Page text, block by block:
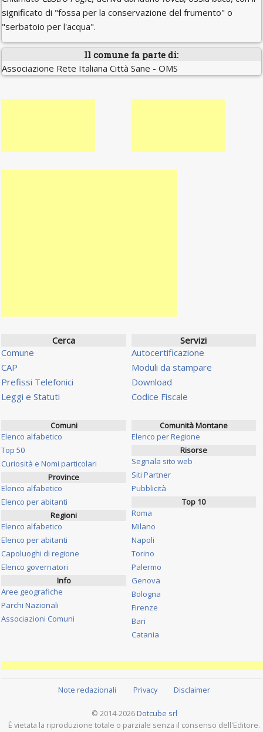
significato di "fossa per la conservazione del frumento" o
"serbatoio per l'acqua".
Il comune fa parte di:
Associazione Rete Italiana Città Sane - OMS
Cerca
Comune
CAP
Prefissi Telefonici
Leggi e Statuti
Servizi
Autocertificazione
Moduli da stampare
Download
Codice Fiscale
Comuni
Elenco alfabetico
Top 50
Curiosità e Nomi particolari
Province
Elenco alfabetico
Elenco per abitanti
Regioni
Elenco alfabetico
Elenco per abitanti
Capoluoghi di regione
Elenco governatori
Info
Aree geografiche
Parchi Nazionali
Associazioni Comuni
Comunità Montane
Elenco per Regione
Risorse
Segnala sito web
Siti Partner
Pubblicità
Top 10
Roma
Milano
Napoli
Torino
Palermo
Genova
Bologna
Firenze
Bari
Catania
Note redazionali Privacy Disclaimer
© 2014-2026 Dotcube srl
È vietata la riproduzione totale o parziale senza il consenso dell'Editore.